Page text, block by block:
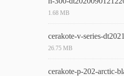
1.68 MB
cerakote-v-series-
26.75 MB
cerakote-p-202-arctic-